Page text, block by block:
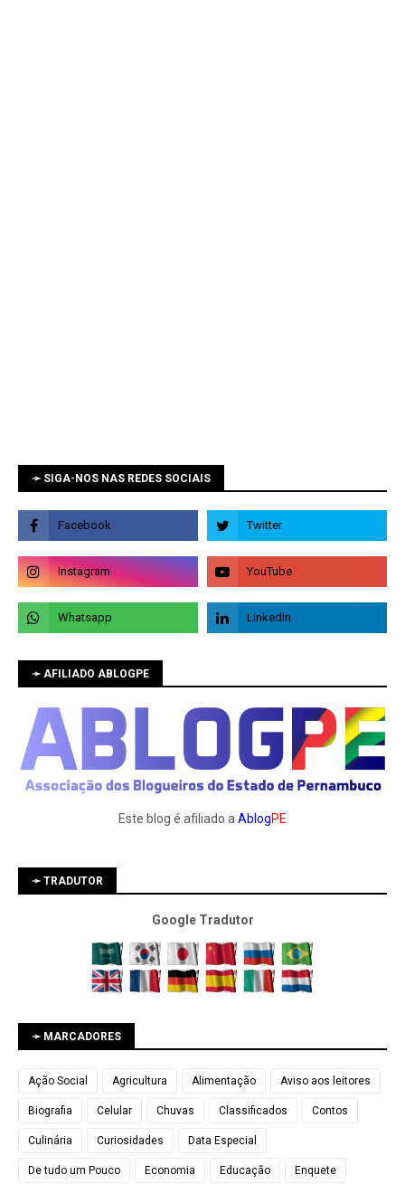
➛ SIGA-NOS NAS REDES SOCIAIS
➛ AFILIADO ABLOGPE
Este blog é afiliado a AblogPE
➛ TRADUTOR
Google Tradutor
➛ MARCADORES
Ação Social Agricultura Alimentação Aviso aos leitores
Biografia Celular Chuvas Classificados Contos
Culinária Curiosidades Data Especial
De tudo um Pouco Economia Educação Enquete